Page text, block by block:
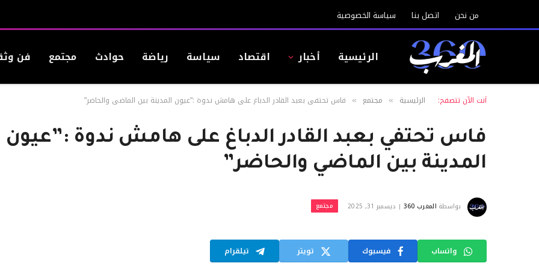
من نحن اتصل بنا سياسة الخصوصية
الرئيسية أخبار اقتصاد سياسة رياضة حوادث مجتمع فن
أنت الآن تتصفح: الرئيسية » مجتمع » فاس تحتفي بعبد القادر الدباغ على هامش ندوة :”عيون المدينة بين الماضي والحاضر”
فاس تحتفي بعبد القادر الدباغ على هامش ندوة :”عيون
المدينة بين الماضي والحاضر”
بواسطة المغرب 360 ديسمبر 31, 2025 مجتمع
واتساب فيسبوك تويتر تيلقرام